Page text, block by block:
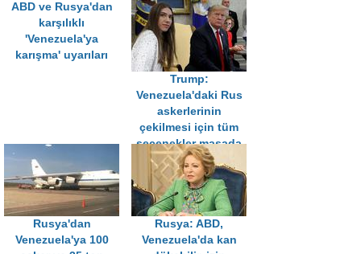
ABD ve Rusya'dan
karşılıklı
'Venezuela'ya
karışma' uyarıları
Trump:
Venezuela'daki Rus
askerlerinin
çekilmesi için tüm
seçenekler masada
Rusya'dan
Venezuela'ya 100
Rusya: ABD,
Venezuela'da kan